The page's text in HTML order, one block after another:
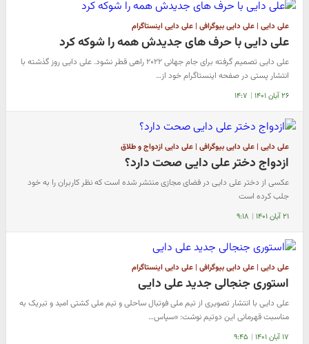
علی دایی | علی دایی بیوگرافی | علی دایی اینستاگرام
علی دایی با حرف های جدیدش همه را شوکه کرد
علی دایی تصمیم گرفته برای جام جهانی ۲۰۲۲ راهی قطر نشود. علی دایی روز گذشته با
انتشار پستی در صفحه اینستاگرام خود از…
۲۶ آبان ۱۴۰۱ | ۱۴:۷
علی دایی | علی دایی بیوگرافی | علی دایی ازدواج و طلاق
ازدواج دختر علی دایی صحت دارد؟
عکسی از دختر علی دایی در فضای مجازی منتشر شده است که نظر کاربران را به خود
جلب کرده است
۲۱ آبان ۱۴۰۱ | ۹:۱۸
علی دایی | علی دایی بیوگرافی | علی دایی اینستاگرام
استوری جنجالی جدید علی دایی
علی دایی با انتشار تصویری از تیم ملی فوتبال ساحلی و تیم ملی کشتی امید و تبریک به
مناسبت قهرمانی این دوتیم نوشت: «سپاس…
۱۷ آبان ۱۴۰۱ | ۹:۴۵